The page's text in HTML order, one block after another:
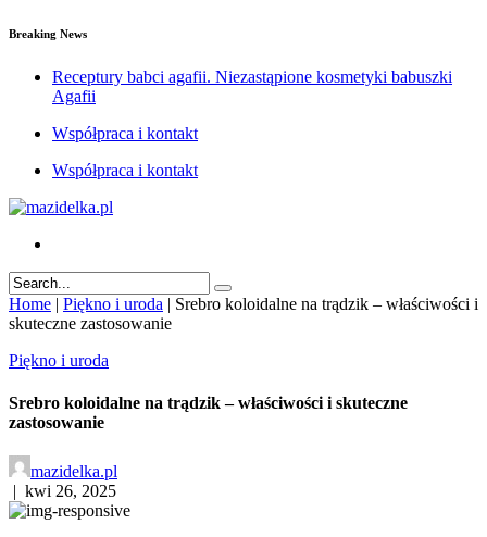
Breaking News
Receptury babci agafii. Niezastąpione kosmetyki babuszki
Agafii
Współpraca i kontakt
Współpraca i kontakt
Home | Piękno i uroda | Srebro koloidalne na trądzik – właściwości i
skuteczne zastosowanie
Piękno i uroda
Srebro koloidalne na trądzik – właściwości i skuteczne
zastosowanie
mazidelka.pl
kwi 26, 2025